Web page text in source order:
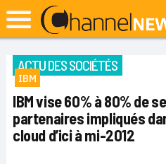
ACTU DES SOCIÉTÉS
IBM
IBM vise 60% à 80% de
partenaires impliqués
cloud d’ici à mi-2012